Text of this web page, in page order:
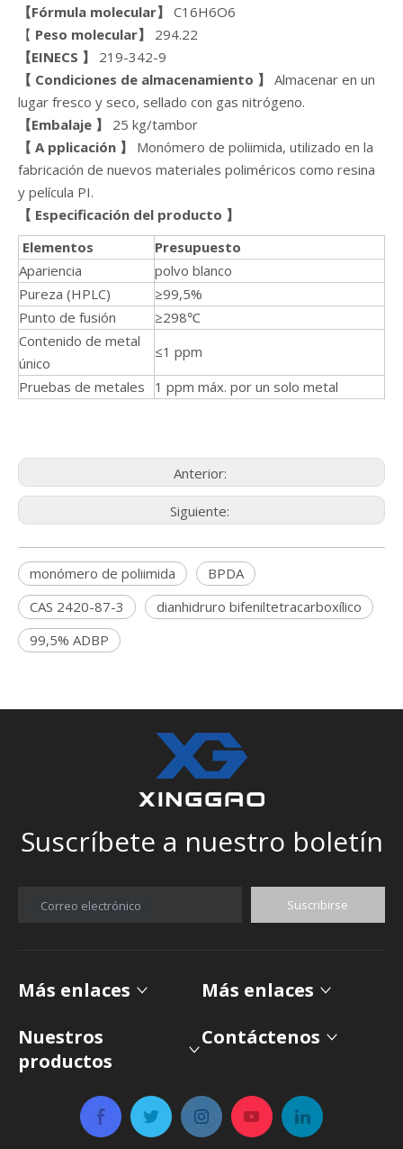
【Fórmula molecular】 C16H6O6
【 Peso molecular】
294.22
【EINECS 】 219-342-9
【 Condiciones de almacenamiento 】 Almacenar en un
lugar fresco y seco, sellado con gas nitrógeno.
【Embalaje 】 25 kg/tambor
【 A pplicación 】 Monómero de poliimida, utilizado en la
fabricación de nuevos materiales poliméricos como resina
y película PI.
【 Especificación del producto 】
Elementos
Presupuesto
Apariencia
polvo blanco
Pureza (HPLC)
≥99,5%
Punto de fusión
≥298℃
Contenido de metal
único
≤1 ppm
Pruebas de metales
1 ppm máx. por un solo metal
Anterior:
Siguiente:
monómero de poliimida
BPDA
CAS 2420-87-3
dianhidruro bifeniltetracarboxílico
99,5% ADBP
Suscríbete a nuestro boletín
Correo electrónico Suscribirse
Más enlaces
Más enlaces
Nuestros
productos
Contáctenos